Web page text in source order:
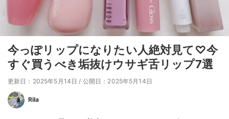
今っぽリップになりたい人絶対見て♡今
すぐ買うべき垢抜けウサギ舌リップ7選
更新日：2025年5月14日 / 公開日：2025年5月14日
Rila